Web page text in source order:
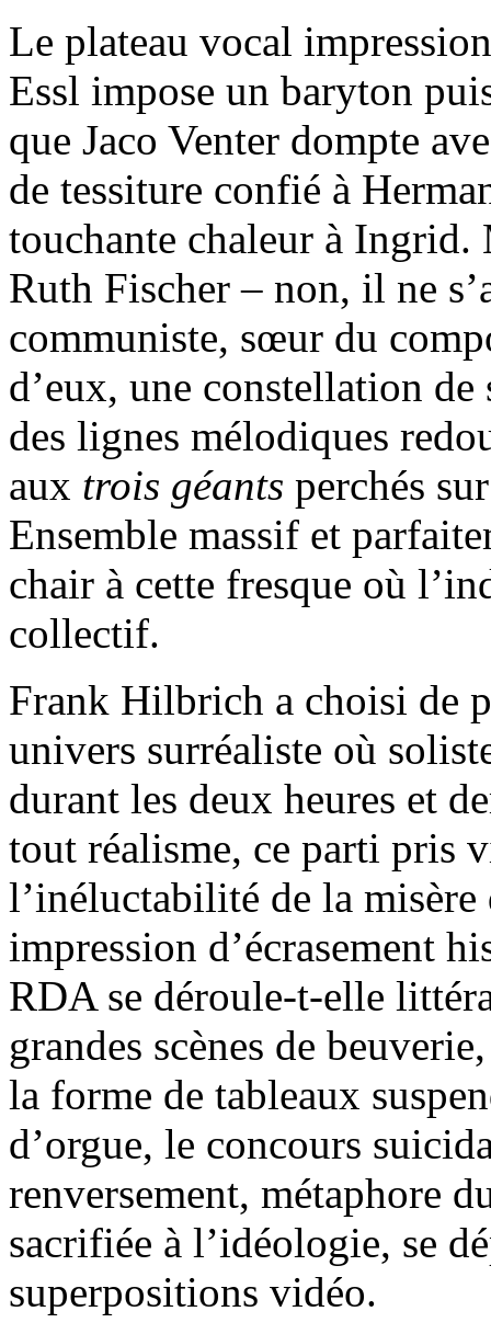
Le plateau vocal
Essl impose un baryton
que Jaco Venter dompte
de tessiture confié à
touchante chaleur à Ingrid.
Ruth Fischer – non, il ne
communiste, sœur du
d’eux, une constellation
des lignes mélodiques
aux trois géants perchés
Ensemble massif et
chair à cette fresque où
collectif.
Frank Hilbrich a choisi de
univers surréaliste où
durant les deux heures et
tout réalisme, ce parti pris
l’inéluctabilité de la
impression d’écrasement
RDA se déroule-t-elle
grandes scènes de
la forme de tableaux
d’orgue, le concours
renversement, métaphore
sacrifiée à l’idéologie, se
superpositions vidéo.